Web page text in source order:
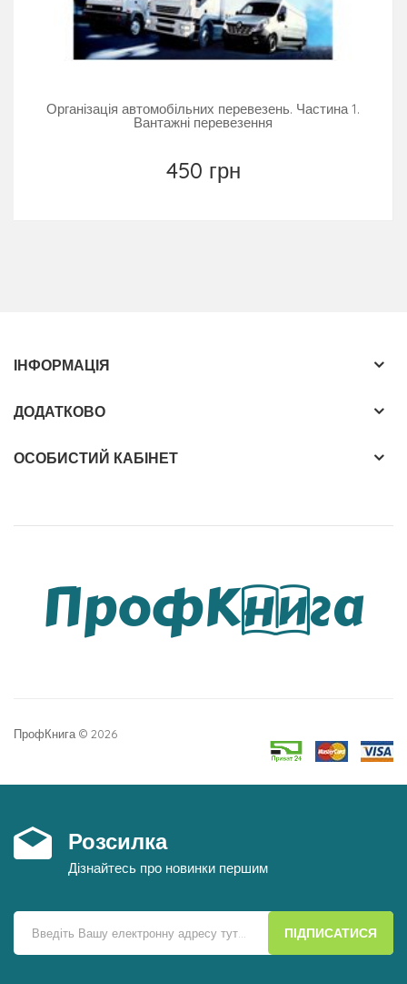
Організація автомобільних перевезень. Частина 1.
Вантажні перевезення
450 грн
ІНФОРМАЦІЯ
ДОДАТКОВО
ОСОБИСТИЙ КАБІНЕТ
ПрофКнига © 2026
Розсилка
Дізнайтесь про новинки першим
ПІДПИСАТИСЯ